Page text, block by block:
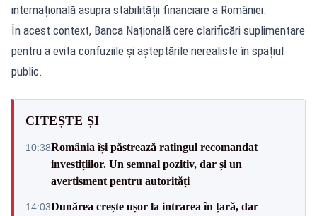
internațională asupra stabilității financiare a României.
În acest context, Banca Națională cere clarificări suplimentare
pentru a evita confuziile și așteptările nerealiste în spațiul
public.
CITEȘTE ȘI
10:38România își păstrează ratingul recomandat
investițiilor. Un semnal pozitiv, dar și un
avertisment pentru autorități
14:03Dunărea crește ușor la intrarea în țară, dar